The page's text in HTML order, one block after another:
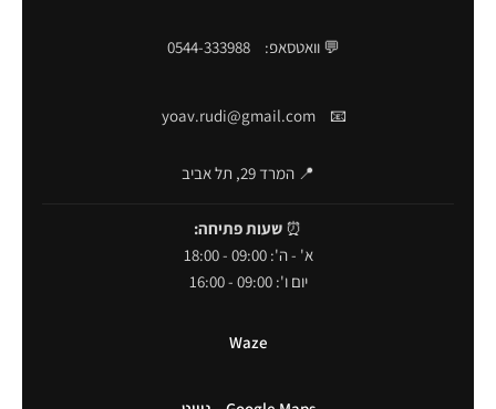
💬 וואטסאפ: 0544-333988
📧
yoav.rudi@gmail.com
📍 המרד 29, תל אביב
⏰ שעות פתיחה:
א' - ה': 09:00 - 18:00
יום ו': 09:00 - 16:00
Waze